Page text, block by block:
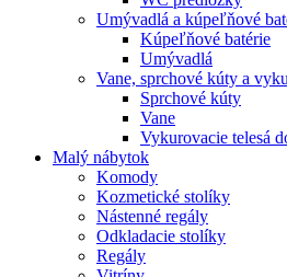
Umývadlá a kúpeľňové
Kúpeľňové batérie
Umývadlá
Vane, sprchové kúty a
Sprchové kúty
Vane
Vykurovacie telesá
Malý nábytok
Komody
Kozmetické stolíky
Nástenné regály
Odkladacie stolíky
Regály